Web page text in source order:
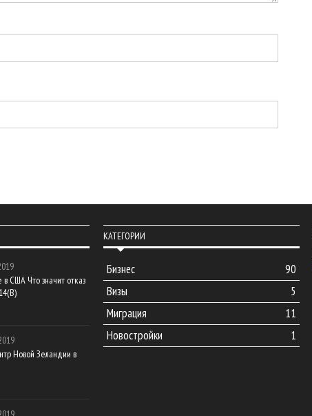
в США Что значит отказ
Новой Зеландии в
КАТЕГОРИИ
Бизнес
90
Визы
5
Миграция
11
Новостройки
1